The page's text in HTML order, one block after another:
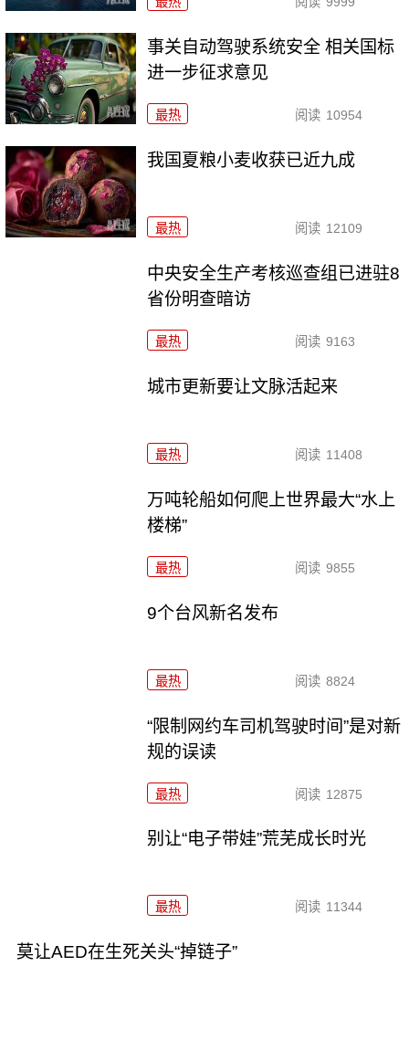
事关自动驾驶系统安全 相关国标
进一步征求意见
最热 阅读 10954
我国夏粮小麦收获已近九成
最热 阅读 12109
中央安全生产考核巡查组已进驻8
省份明查暗访
最热 阅读 9163
城市更新要让文脉活起来
最热 阅读 11408
万吨轮船如何爬上世界最大“水上
楼梯”
最热 阅读 9855
9个台风新名发布
最热 阅读 8824
“限制网约车司机驾驶时间”是对新
规的误读
最热 阅读 12875
别让“电子带娃”荒芜成长时光
最热 阅读 11344
莫让AED在生死关头“掉链子”